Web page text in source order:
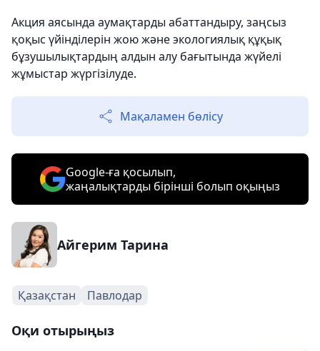
Акция аясында аумақтарды абаттандыру, заңсыз
қоқыс үйінділерін жою және экологиялық құқық
бұзушылықтардың алдын алу бағытында жүйелі
жұмыстар жүргізілуде.
Мақаламен бөлісу
Google-ға қосылып,
жаңалықтарды бірінші болып оқыңыз
Айгерим Тарина
Қазақстан Павлодар
Оқи отырыңыз